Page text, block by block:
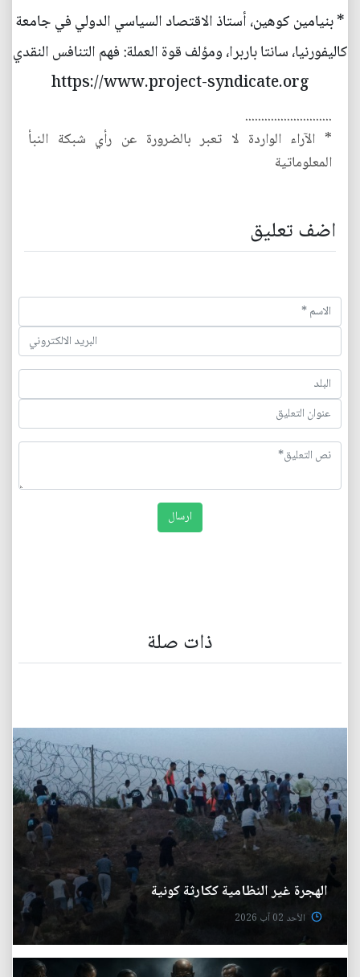
* بنيامين كوهين، أستاذ الاقتصاد السياسي الدولي في جامعة
كاليفورنيا، سانتا باربرا، ومؤلف قوة العملة: فهم التنافس النقدي
https://www.project-syndicate.org
...........................
* الآراء الواردة لا تعبر بالضرورة عن رأي شبكة النبأ
المعلوماتية
اضف تعليق
ذات صلة
الهجرة غير النظامية ككارثة كونية
الأحد 02 آب 2026